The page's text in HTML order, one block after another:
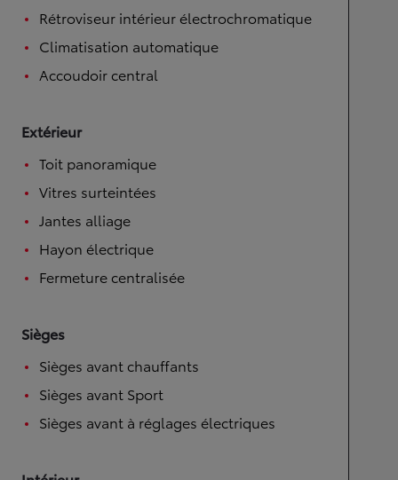
Rétroviseur intérieur électrochromatique
Climatisation automatique
Accoudoir central
Extérieur
Toit panoramique
Vitres surteintées
Jantes alliage
Hayon électrique
Fermeture centralisée
Sièges
Sièges avant chauffants
Sièges avant Sport
Sièges avant à réglages électriques